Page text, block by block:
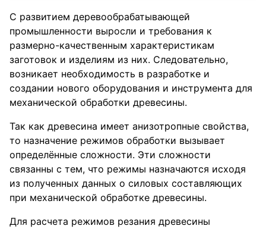
С развитием деревообрабатывающей
промышленности выросли и требования к
размерно-качественным характеристикам
заготовок и изделиям из них. Следовательно,
возникает необходимость в разработке и
создании нового оборудования и инструмента для
механической обработки древесины.
Так как древесина имеет анизотропные свойства,
то назначение режимов обработки вызывает
определённые сложности. Эти сложности
связанны с тем, что режимы назначаются исходя
из полученных данных о силовых составляющих
при механической обработке древесины.
Для расчета режимов резания древесины